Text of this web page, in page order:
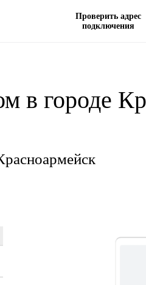
Проверить адрес
подключения
в городе